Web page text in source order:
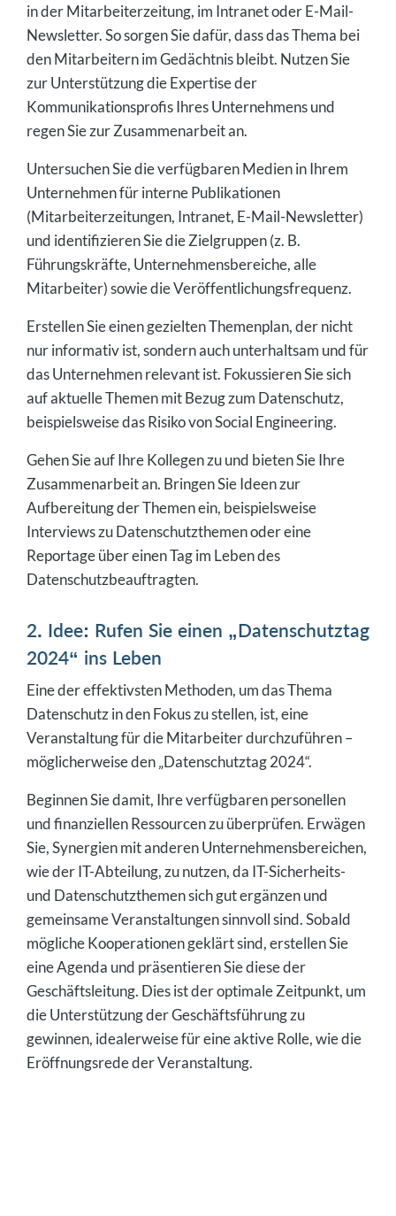
in der Mitarbeiterzeitung, im Intranet oder E-Mail-
Newsletter. So sorgen Sie dafür, dass das Thema bei
den Mitarbeitern im Gedächtnis bleibt. Nutzen Sie
zur Unterstützung die Expertise der
Kommunikationsprofis Ihres Unternehmens und
regen Sie zur Zusammenarbeit an.
Untersuchen Sie die verfügbaren Medien in Ihrem
Unternehmen für interne Publikationen
(Mitarbeiterzeitungen, Intranet, E-Mail-Newsletter)
und identifizieren Sie die Zielgruppen (z. B.
Führungskräfte, Unternehmensbereiche, alle
Mitarbeiter) sowie die Veröffentlichungsfrequenz.
Erstellen Sie einen gezielten Themenplan, der nicht
nur informativ ist, sondern auch unterhaltsam und für
das Unternehmen relevant ist. Fokussieren Sie sich
auf aktuelle Themen mit Bezug zum Datenschutz,
beispielsweise das Risiko von Social Engineering.
Gehen Sie auf Ihre Kollegen zu und bieten Sie Ihre
Zusammenarbeit an. Bringen Sie Ideen zur
Aufbereitung der Themen ein, beispielsweise
Interviews zu Datenschutzthemen oder eine
Reportage über einen Tag im Leben des
Datenschutzbeauftragten.
2. Idee: Rufen Sie einen „Datenschutztag
2024“ ins Leben
Eine der effektivsten Methoden, um das Thema
Datenschutz in den Fokus zu stellen, ist, eine
Veranstaltung für die Mitarbeiter durchzuführen –
möglicherweise den „Datenschutztag 2024“.
Beginnen Sie damit, Ihre verfügbaren personellen
und finanziellen Ressourcen zu überprüfen. Erwägen
Sie, Synergien mit anderen Unternehmensbereichen,
wie der IT-Abteilung, zu nutzen, da IT-Sicherheits-
und Datenschutzthemen sich gut ergänzen und
gemeinsame Veranstaltungen sinnvoll sind. Sobald
mögliche Kooperationen geklärt sind, erstellen Sie
eine Agenda und präsentieren Sie diese der
Geschäftsleitung. Dies ist der optimale Zeitpunkt, um
die Unterstützung der Geschäftsführung zu
gewinnen, idealerweise für eine aktive Rolle, wie die
Eröffnungsrede der Veranstaltung.